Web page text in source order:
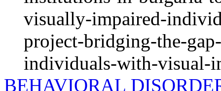
visually-impaired-
project-bridging-the-
individuals-with-visual-
BEHAVIORAL